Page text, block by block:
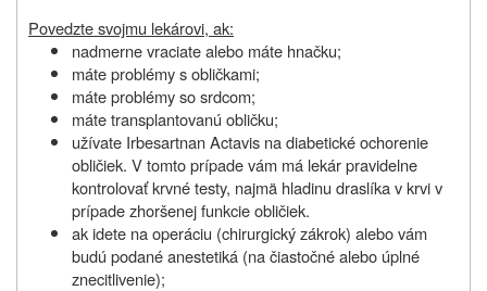
Povedzte svojmu lekárovi, ak:
nadmerne vraciate alebo máte hnačku;
máte problémy s obličkami;
máte problémy so srdcom;
máte transplantovanú obličku;
užívate Irbesartnan Actavis na diabetické ochorenie
obličiek. V tomto prípade vám má lekár pravidelne
kontrolovať krvné testy, najmä hladinu draslíka v krvi v
prípade zhoršenej funkcie obličiek.
ak idete na operáciu (chirurgický zákrok) alebo vám
budú podané anestetiká (na čiastočné alebo úplné
znecitlivenie);